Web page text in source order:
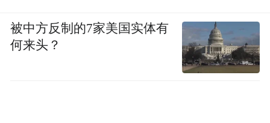
被中方反制的7家美国实体有
何来头？